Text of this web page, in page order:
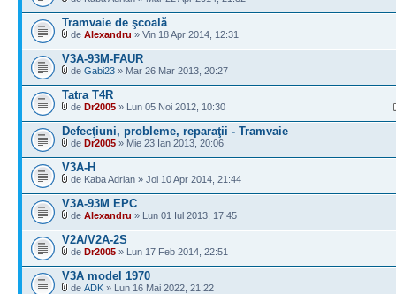
Tramvaie de şcoală
de Alexandru » Vin 18 Apr 2014, 12:31
V3A-93M-FAUR
de Gabi23 » Mar 26 Mar 2013, 20:27
Tatra T4R
de Dr2005 » Lun 05 Noi 2012, 10:30
Defecţiuni, probleme, reparaţii - Tramvaie
de Dr2005 » Mie 23 Ian 2013, 20:06
V3A-H
de Kaba Adrian » Joi 10 Apr 2014, 21:44
V3A-93M EPC
de Alexandru » Lun 01 Iul 2013, 17:45
V2A/V2A-2S
de Dr2005 » Lun 17 Feb 2014, 22:51
V3A model 1970
de ADK » Lun 16 Mai 2022, 21:22